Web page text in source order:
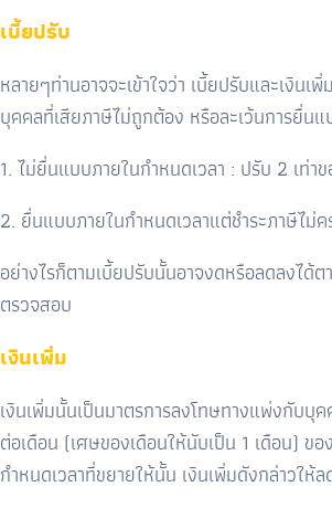
เบี้ยปรับ
หลายๆท่านอาจจะเข้าใจว่า เบี้ยปรับและเงิ
บุคคลที่เสียภาษีไม่ถูกต้อง หรือละเว้นการยื่น
1. ไม่ยื่นแบบภายในกำหนดเวลา : ปรับ 2 เท่า
2. ยื่นแบบภายในกำหนดเวลาแต่ชำระภาษีไม่
อย่างไรก็ตามเบี้ยปรับนั้นอาจงดหรือลดลงได้
ตรวจสอบ
เงินเพิ่ม
เงินเพิ่มนั้นเป็นมาตรการลงโทษทางแพ่งกับบุ
ต่อเดือน (เศษของเดือนให้นับเป็น 1 เดือน) ข
กำหนดเวลาที่ขยายให้นั้น เงินเพิ่มดังกล่าวใ